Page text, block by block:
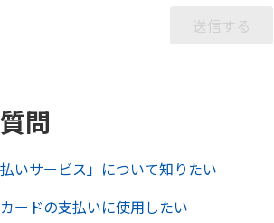
問
いサービス」について知りたい
ードの支払いに使用したい